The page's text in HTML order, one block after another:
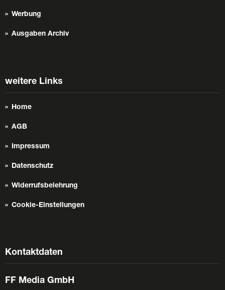
Werbung
Ausgaben Archiv
weitere Links
Home
AGB
Impressum
Datenschutz
Widerrufsbelehrung
Cookie-Einstellungen
Kontaktdaten
FF Media GmbH